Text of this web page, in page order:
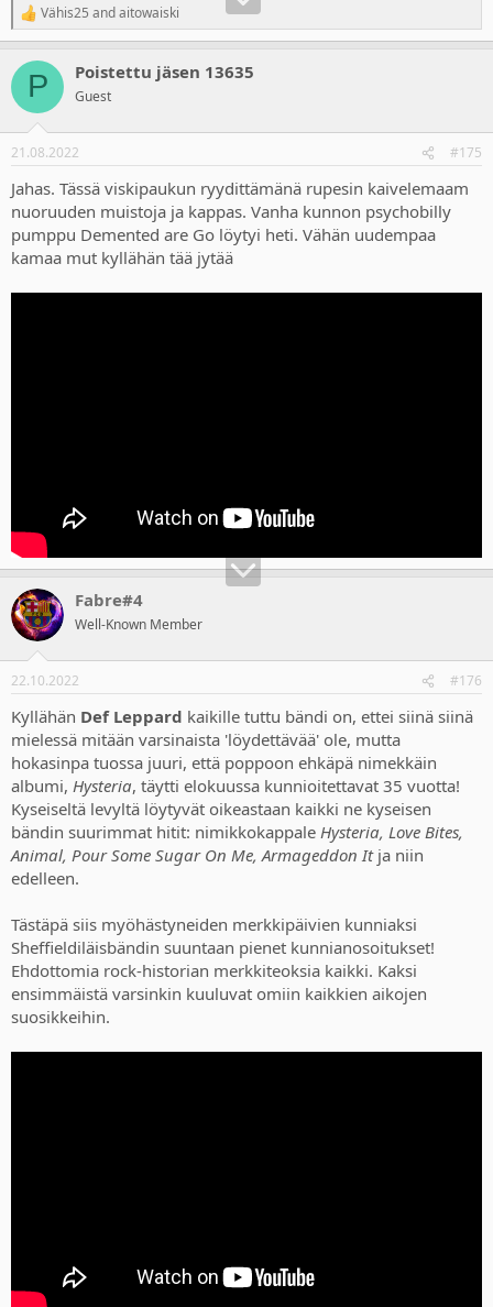
R
e
c
i
s
Vähis25 andaitowaiski
P Poistettu jäsen 13635
Guest
21.08.2022 #175
Jahas. Tässä viskipaukun ryydittämänä rupesin kaivelemaam
nuoruuden muistoja ja kappas. Vanha kunnon psychobilly
pumppu Demented are Go löytyi heti. Vähän uudempaa
kamaa mut kyllähän tää jytää
Fabre#4
Well-Known Member
22.10.2022 #176
Kyllähän Def Leppard kaikille tuttu bändi on, ettei siinä siinä
mielessä mitään varsinaista 'löydettävää' ole, mutta
hokasinpa tuossa juuri, että poppoon ehkäpä nimekkäin
albumi, Hysteria, täytti elokuussa kunnioitettavat 35 vuotta!
Kyseiseltä levyltä löytyvät oikeastaan kaikki ne kyseisen
bändin suurimmat hitit: nimikkokappale Hysteria, Love Bites,
Animal, Pour Some Sugar On Me, Armageddon Itja niin
edelleen.
Tästäpä siis myöhästyneiden merkkipäivien kunniaksi
Sheffieldiläisbändin suuntaan pienet kunnianosoitukset!
Ehdottomia rock-historian merkkiteoksia kaikki. Kaksi
ensimmäistä varsinkin kuuluvat omiin kaikkien aikojen
suosikkeihin.